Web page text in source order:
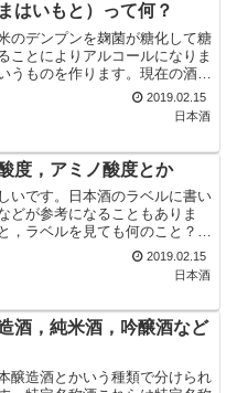
はいもと）って何？
のデンプンを麹菌が糖化して糖
ことによりアルコールになりま
ものを作ります。現在の酒母
母）といって蒸米，麹...2019.02.15
日本酒
度，アミノ酸度とか
いです。日本酒のラベルに書い
どが参考になることもありま
，ラベルを見ても何のこと？と
酒を選ぶ際の参考にはな...
2019.02.15
日本酒
酒，純米酒，吟醸酒など
醸造酒とかいう種類で分けられ